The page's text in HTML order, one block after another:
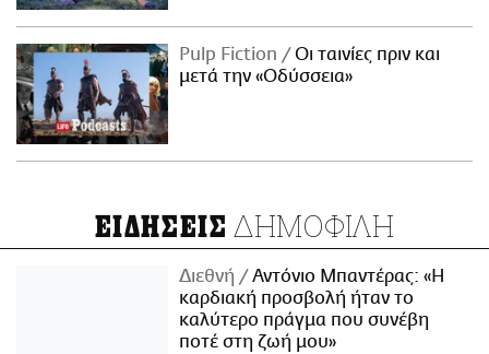
Pulp Fiction
Οι ταινίες πριν και
μετά την «Οδύσσεια»
ΕΙΔΗΣΕΙΣ ΔΗΜΟΦΙΛΗ
Διεθνή
Αντόνιο Μπαντέρας: «Η
καρδιακή προσβολή ήταν το
καλύτερο πράγμα που συνέβη
ποτέ στη ζωή μου»